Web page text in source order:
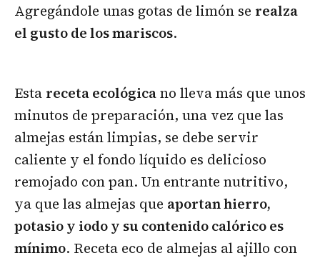
Agregándole unas gotas de limón se realza
el gusto de los mariscos.
Esta receta ecológicano lleva más que unos
minutos de preparación, una vez que las
almejas están limpias, se debe servir
caliente y el fondo líquido es delicioso
remojado con pan. Un entrante nutritivo,
ya que las almejas que aportan hierro,
potasio y iodo y su contenido calórico es
mínimo. Receta eco de almejas al ajillo con